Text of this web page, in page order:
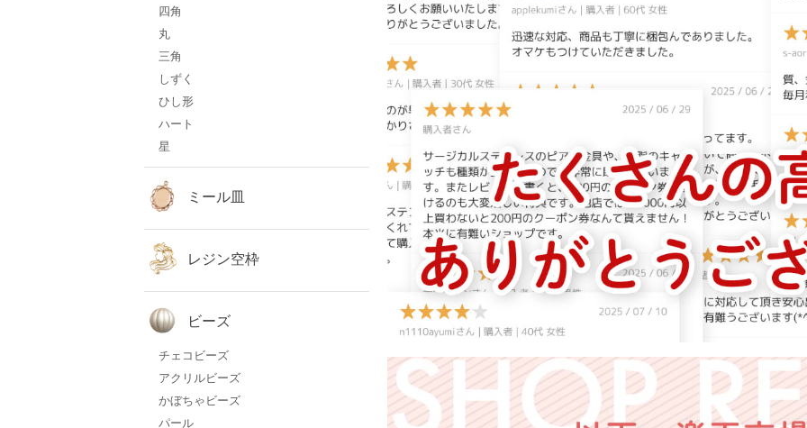
四角
丸
三角
しずく
ひし形
ハート
星
ミール皿
レジン空枠
ビーズ
チェコビーズ
アクリルビーズ
かぼちゃビーズ
パール